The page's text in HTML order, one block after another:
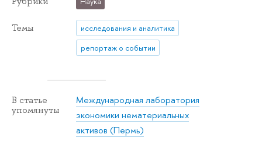
Темы
исследования и аналитика
репортаж о событии
В статье
упомянуты
Международная лаборатория
экономики нематериальных
активов (Пермь)